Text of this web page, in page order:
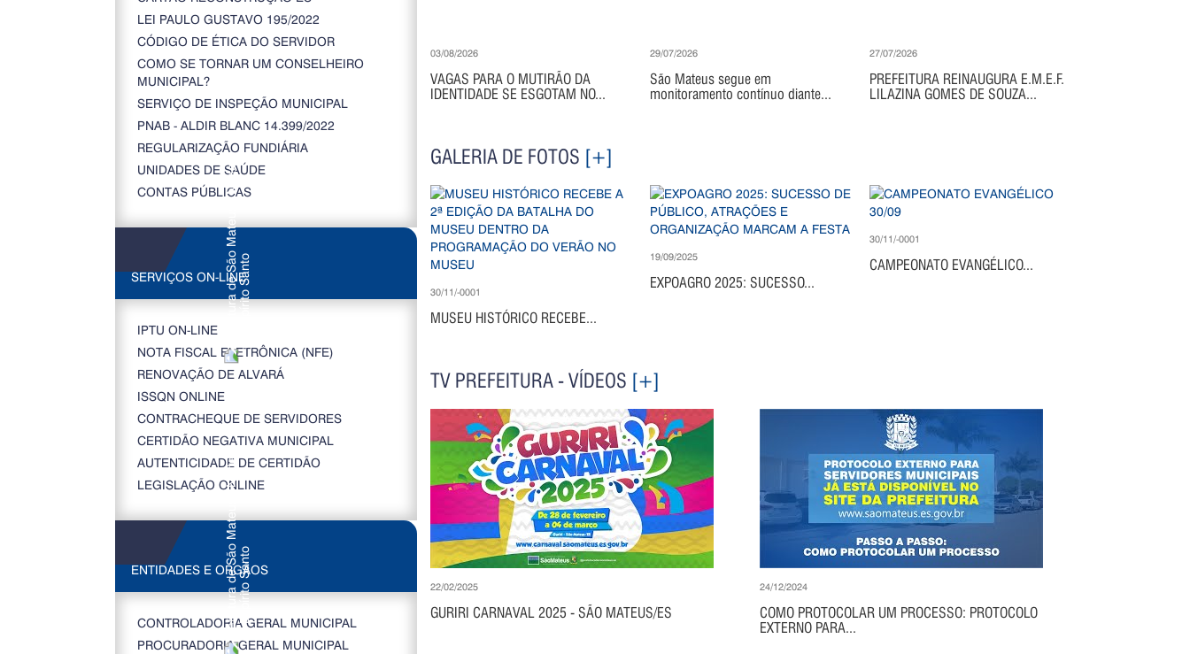
LEI PAULO GUSTAVO 195/2022
CÓDIGO DE ÉTICA DO SERVIDOR
COMO SE TORNAR UM CONSELHEIRO
MUNICIPAL?
SERVIÇO DE INSPEÇÃO MUNICIPAL
PNAB - ALDIR BLANC 14.399/2022
REGULARIZAÇÃO FUNDIÁRIA
UNIDADES DE SAÚDE
CONTAS PÚBLICAS
SERVIÇOS ON-LINE
IPTU ON-LINE
NOTA FISCAL ELETRÔNICA (NFE)
RENOVAÇÃO DE ALVARÁ
ISSQN ONLINE
CONTRACHEQUE DE SERVIDORES
CERTIDÃO NEGATIVA MUNICIPAL
AUTENTICIDADE DE CERTIDÃO
LEGISLAÇÃO ONLINE
ENTIDADES E ORGÃOS
CONTROLADORIA GERAL MUNICIPAL
PROCURADORIA GERAL MUNICIPAL
03/08/2026
VAGAS PARA O MUTIRÃO DA
IDENTIDADE SE ESGOTAM NO...
29/07/2026
São Mateus segue em
monitoramento contínuo diante...
27/07/2026
PREFEITURA REINAUGURA E.M.E.F.
LILAZINA GOMES DE SOUZA...
GALERIA DE FOTOS [+]
30/11/-0001
MUSEU HISTÓRICO RECEBE...
19/09/2025
EXPOAGRO 2025: SUCESSO...
30/11/-0001
CAMPEONATO EVANGÉLICO...
TV PREFEITURA - VÍDEOS [+]
22/02/2025
GURIRI CARNAVAL 2025 - SÃO MATEUS/ES
24/12/2024
COMO PROTOCOLAR UM PROCESSO: PROTOCOLO
EXTERNO PARA...